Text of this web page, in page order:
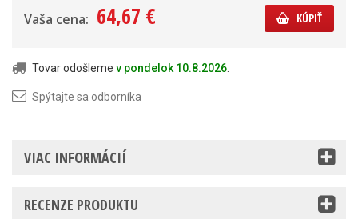
Vaša cena: 64,67 € KÚPIŤ
Tovar odošleme v pondelok 10.8.2026
Spýtajte sa odborníka
VIAC INFORMÁCIÍ
RECENZE PRODUKTU